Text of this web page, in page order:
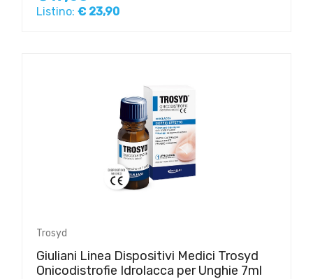
Listino: € 23,90
Trosyd
Giuliani Linea Dispositivi Medici Trosyd
Onicodistrofie Idrolacca per Unghie 7ml